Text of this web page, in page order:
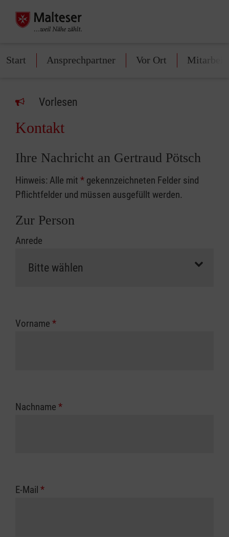
Start Ansprechpartner Vor Ort
Vorlesen
Kontakt
Ihre Nachricht an Gertraud Pötsch
Hinweis: Alle mit * gekennzeichneten Felder sind
Pflichtfelder und müssen ausgefüllt werden.
Zur Person
Anrede
Vorname *
Nachname *
E-Mail *